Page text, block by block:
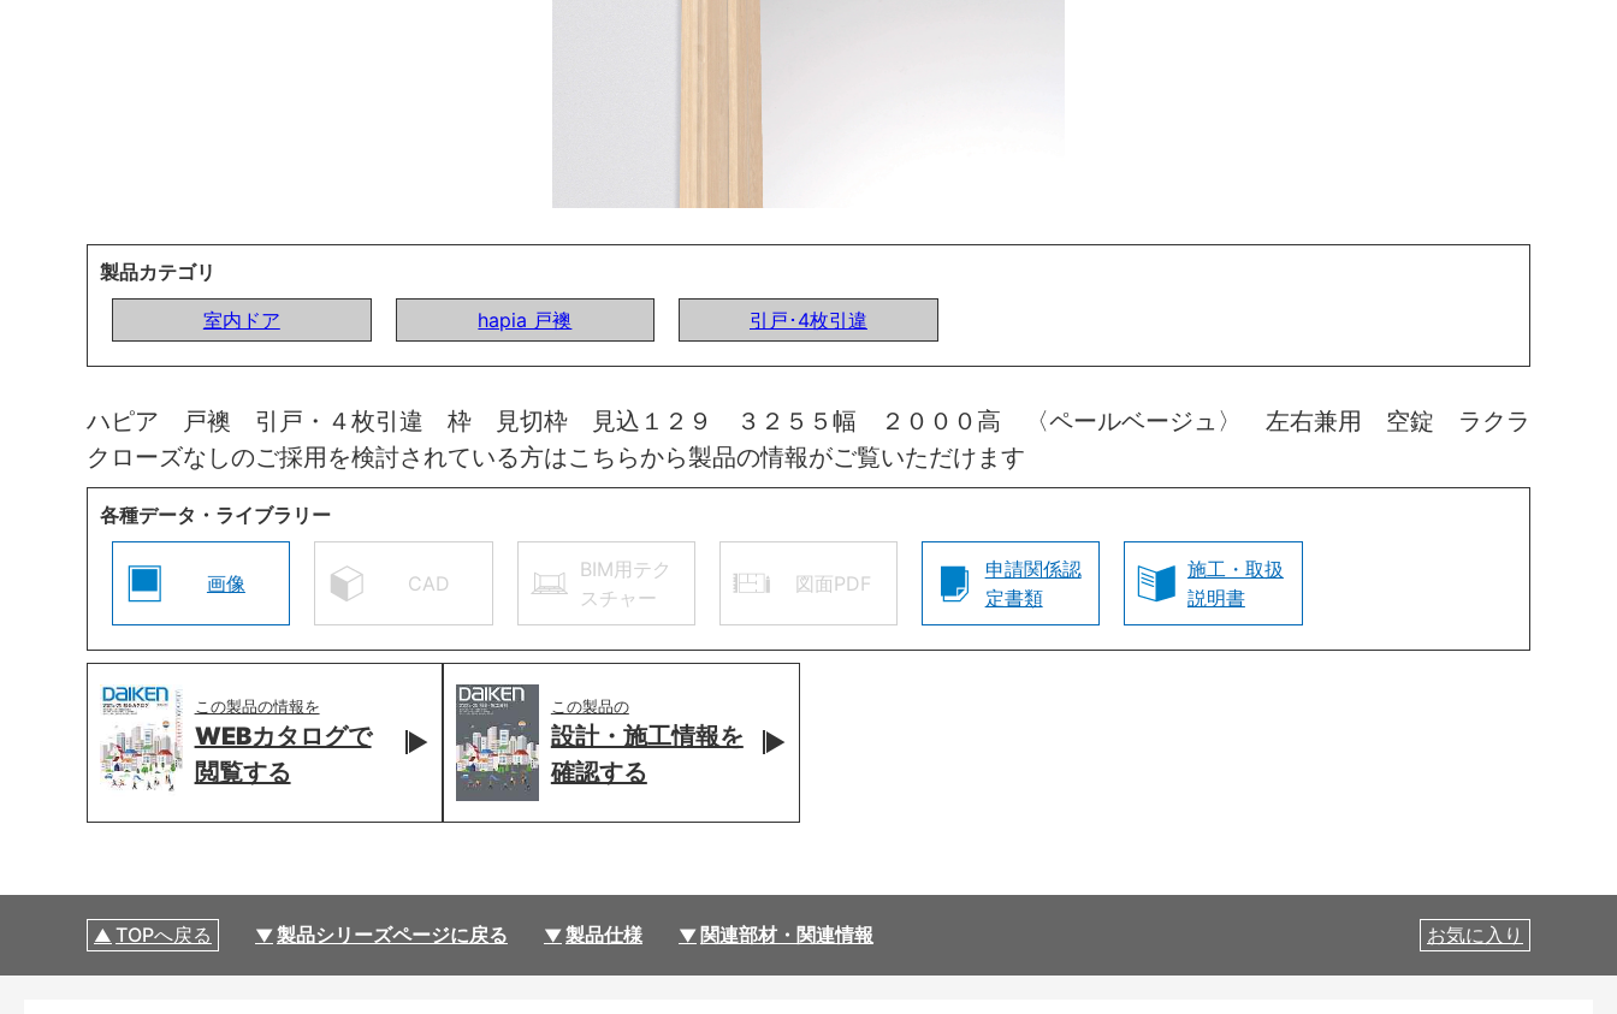
製品カテゴリ
室内ドア
hapia 戸襖 引戸･4枚引違
ハピア 戸襖 引戸・４枚引違 枠 見切枠 見込１２９ ３２５５幅 ２０００高 〈ペールベージュ〉 左右兼用 空錠 ラクラ
クローズなしのご採用を検討されている方はこちらから製品の情報がご覧いただけます
各種データ・ライブラリー
画像 CAD
BIM用テク
スチャー
図面PDF
申請関係認
定書類
施工・取扱
説明書
この製品の情報を
WEBカタログで
閲覧する
この製品の
設計・施工情報を
確認する
TOPへ戻る 製品シリーズページに戻る 製品仕様 関連部材・関連情報 お気に入り